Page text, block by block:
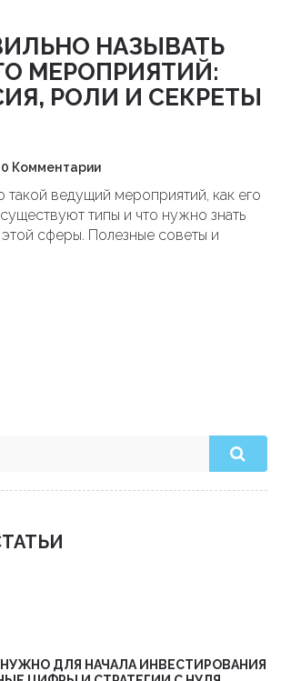
НАЗЫВАТЬ
МЕРОПРИЯТИЙ:
РОЛИ И СЕКРЕТЫ
0 Комментарии
такой ведущий мероприятий, как его
типы и что нужно знать
сферы. Полезные советы и
ДЛЯ НАЧАЛА ИНВЕСТИРОВАНИЯ